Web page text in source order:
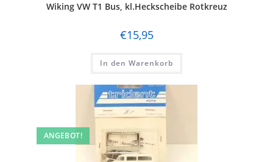
Wiking VW T1 Bus, kl.Heckscheibe Rotkreuz
€15,95
In den Warenkorb
ANGEBOT!